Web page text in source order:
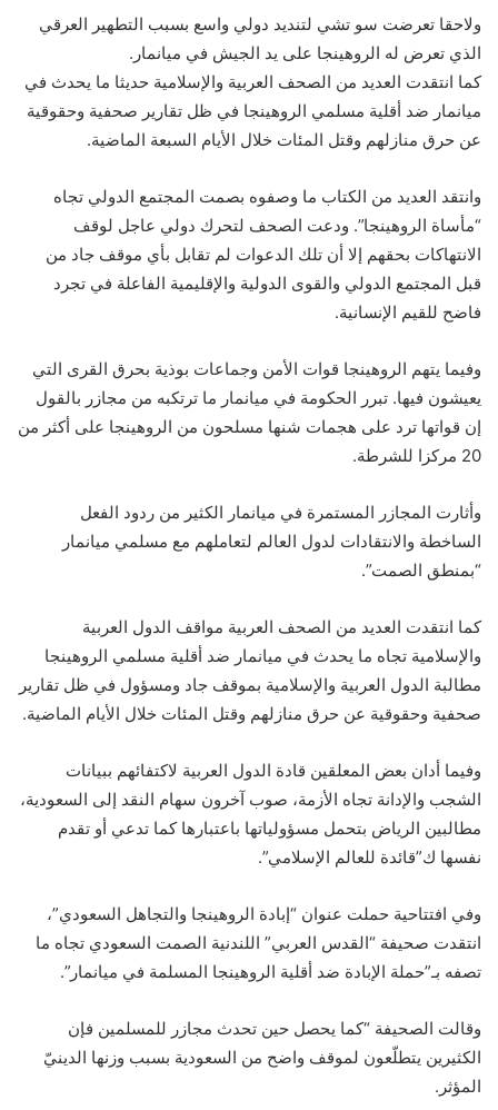
ولاحقا تعرضت سو تشي لتنديد دولي واسع بسبب التطهير العرقي
الذي تعرض له الروهينجا على يد الجيش في ميانمار.
كما انتقدت العديد من الصحف العربية والإسلامية حديثا ما يحدث في
ميانمار ضد أقلية مسلمي الروهينجا في ظل تقارير صحفية وحقوقية
عن حرق منازلهم وقتل المئات خلال الأيام السبعة الماضية.
وانتقد العديد من الكتاب ما وصفوه بصمت المجتمع الدولي تجاه
“مأساة الروهينجا”. ودعت الصحف لتحرك دولي عاجل لوقف
الانتهاكات بحقهم إلا أن تلك الدعوات لم تقابل بأي موقف جاد من
قبل المجتمع الدولي والقوى الدولية والإقليمية الفاعلة في تجرد
فاضح للقيم الإنسانية.
وفيما يتهم الروهينجا قوات الأمن وجماعات بوذية بحرق القرى التي
يعيشون فيها. تبرر الحكومة في ميانمار ما ترتكبه من مجازر بالقول
إن قواتها ترد على هجمات شنها مسلحون من الروهينجا على أكثر من
20 مركزا للشرطة.
وأثارت المجازر المستمرة في ميانمار الكثير من ردود الفعل
الساخطة والانتقادات لدول العالم لتعاملهم مع مسلمي ميانمار
“بمنطق الصمت”.
كما انتقدت العديد من الصحف العربية مواقف الدول العربية
والإسلامية تجاه ما يحدث في ميانمار ضد أقلية مسلمي الروهينجا
مطالبة الدول العربية والإسلامية بموقف جاد ومسؤول في ظل تقارير
صحفية وحقوقية عن حرق منازلهم وقتل المئات خلال الأيام الماضية.
وفيما أدان بعض المعلقين قادة الدول العربية لاكتفائهم ببيانات
الشجب والإدانة تجاه الأزمة، صوب آخرون سهام النقد إلى السعودية،
مطالبين الرياض بتحمل مسؤولياتها باعتبارها كما تدعي أو تقدم
نفسها ك”قائدة للعالم الإسلامي”.
وفي افتتاحية حملت عنوان “إبادة الروهينجا والتجاهل السعودي”،
انتقدت صحيفة “القدس العربي” اللندنية الصمت السعودي تجاه ما
تصفه بـ”حملة الإبادة ضد أقلية الروهينجا المسلمة في ميانمار”.
وقالت الصحيفة “كما يحصل حين تحدث مجازر للمسلمين فإن
الكثيرين يتطلّعون لموقف واضح من السعودية بسبب وزنها الدينيّ
المؤثر.